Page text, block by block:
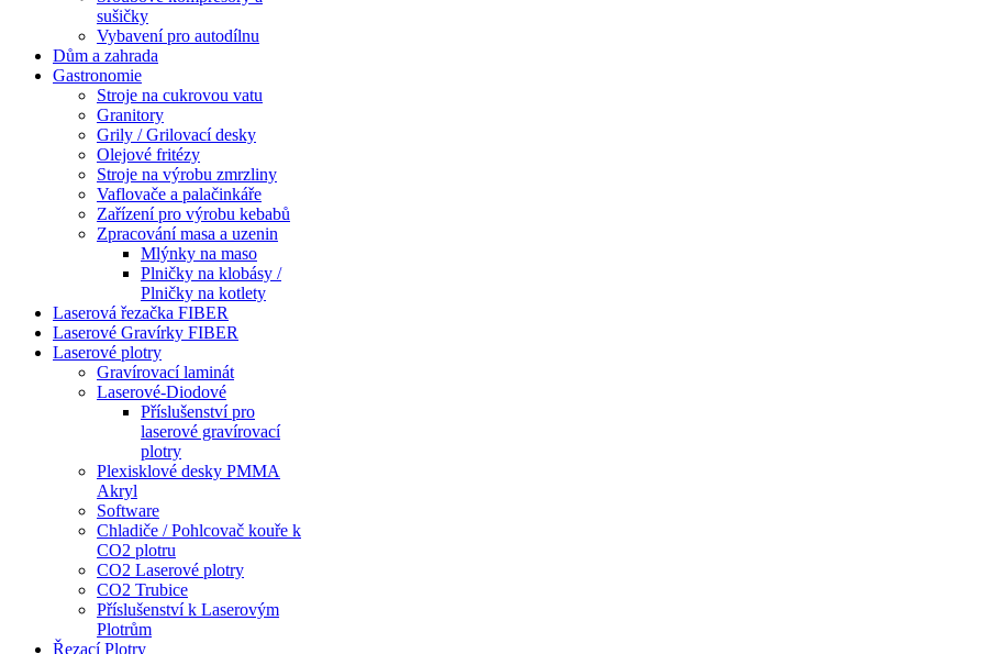
sušičky
Vybavení pro autodílnu
Dům a zahrada
Gastronomie
Stroje na cukrovou vatu
Granitory
Grily / Grilovací desky
Olejové fritézy
Stroje na výrobu zmrzliny
Vaflovače a palačinkáře
Zařízení pro výrobu kebabů
Zpracování masa a uzenin
Mlýnky na maso
Plničky na klobásy /
Plničky na kotlety
Laserová řezačka FIBER
Laserové Gravírky FIBER
Laserové plotry
Gravírovací laminát
Laserové-Diodové
Příslušenství pro
laserové gravírovací
plotry
Plexisklové desky PMMA
Akryl
Software
Chladiče / Pohlcovač kouře k
CO2 plotru
CO2 Laserové plotry
CO2 Trubice
Příslušenství k Laserovým
Plotrům
Řezací Plotry